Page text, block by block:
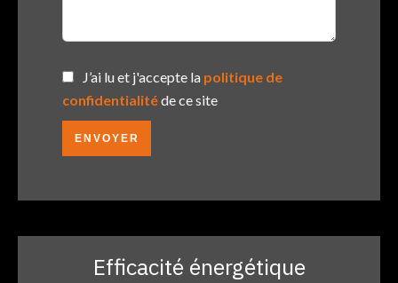
J’ai lu et j'accepte la politique de
confidentialitéde ce site
ENVOYER
Efficacité énergétique